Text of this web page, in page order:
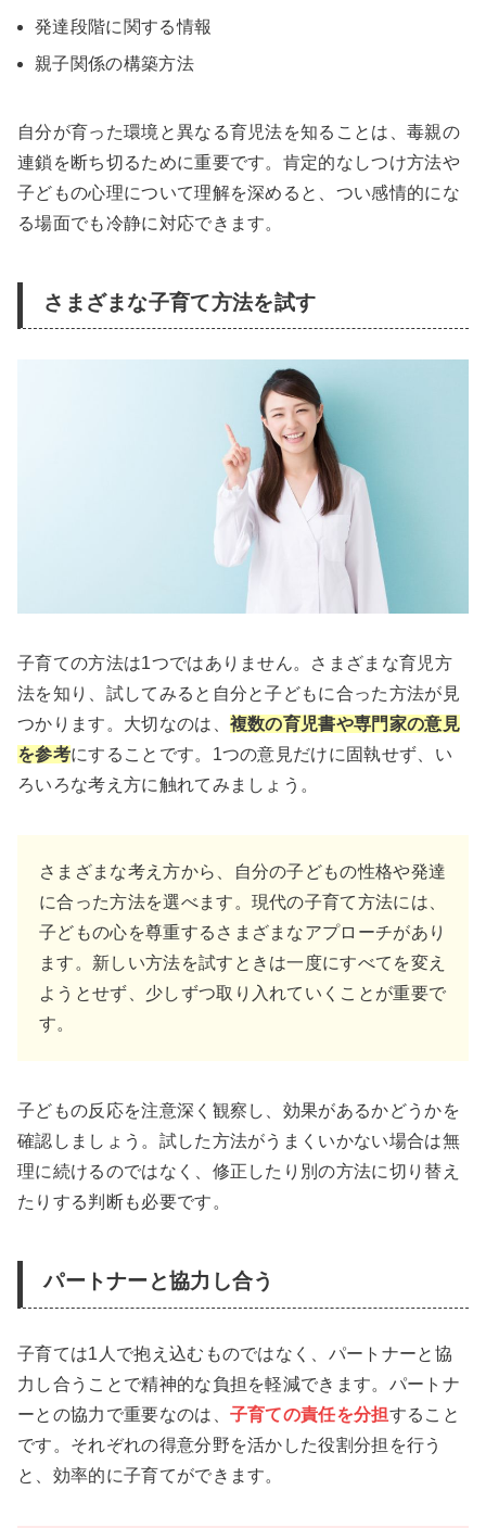
発達段階に関する情報
親子関係の構築方法
自分が育った環境と異なる育児法を知ることは、毒親の
連鎖を断ち切るために重要です。肯定的なしつけ方法や
子どもの心理について理解を深めると、つい感情的にな
る場面でも冷静に対応できます。
さまざまな子育て方法を試す
子育ての方法は1つではありません。さまざまな育児方
法を知り、試してみると自分と子どもに合った方法が見
つかります。大切なのは、 複数の育児書や専門家の意見
を参考にすることです。1つの意見だけに固執せず、い
ろいろな考え方に触れてみましょう。
さまざまな考え方から、自分の子どもの性格や発達
に合った方法を選べます。現代の子育て方法には、
子どもの心を尊重するさまざまなアプローチがあり
ます。新しい方法を試すときは一度にすべてを変え
ようとせず、少しずつ取り入れていくことが重要で
す。
子どもの反応を注意深く観察し、効果があるかどうかを
確認しましょう。試した方法がうまくいかない場合は無
理に続けるのではなく、修正したり別の方法に切り替え
たりする判断も必要です。
パートナーと協力し合う
子育ては1人で抱え込むものではなく、パートナーと協
力し合うことで精神的な負担を軽減できます。パートナ
ーとの協力で重要なのは、 子育ての責任を分担すること
です。それぞれの得意分野を活かした役割分担を行う
と、効率的に子育てができます。